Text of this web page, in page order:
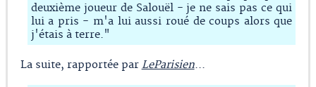
deuxième joueur de Salouël - je ne sais pas ce qui
lui a pris - m'a lui aussi roué de coups alors que
j'étais à terre."
La suite, rapportée par LeParisien...